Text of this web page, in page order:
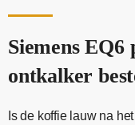
Siemens EQ6
ontkalker
Is de koffie lauw na